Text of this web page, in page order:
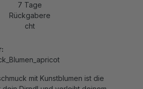
Rückgabere
cht
Dirndl und verleiht deinem